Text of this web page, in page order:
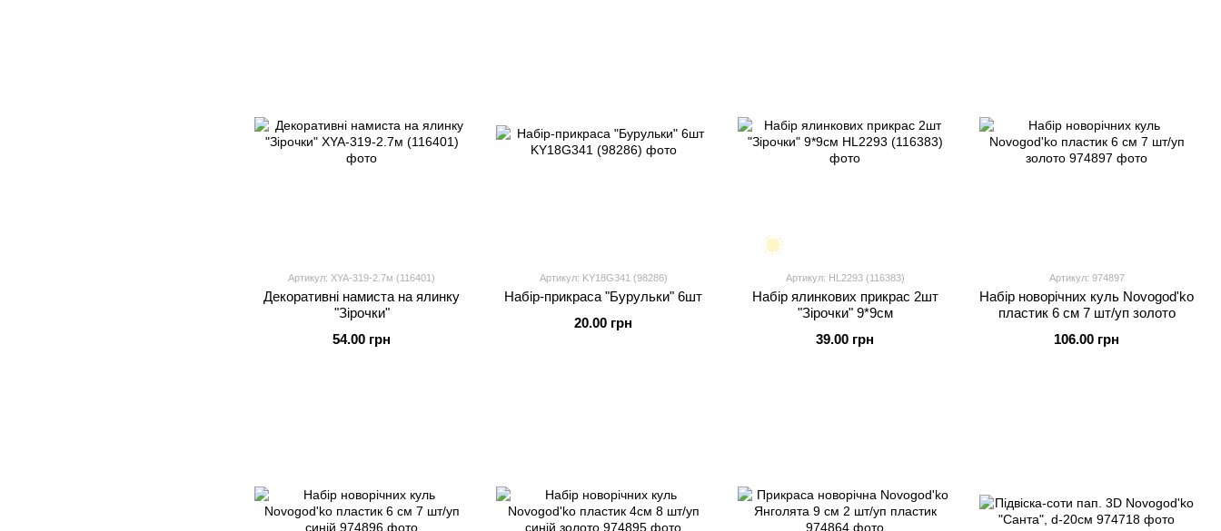
Артикул: XYA-319-2.7м (116401)
Декоративні намиста на ялинку
"Зірочки"
54.00 грн
Артикул: KY18G341 (98286)
Набір-прикраса "Бурульки" 6шт
20.00 грн
Артикул: HL2293 (116383)
Набір ялинкових прикрас 2шт
"Зірочки" 9*9см
39.00 грн
Артикул: 974897
Набір новорічних куль Novogod'ko
пластик 6 cм 7 шт/уп золото
106.00 грн